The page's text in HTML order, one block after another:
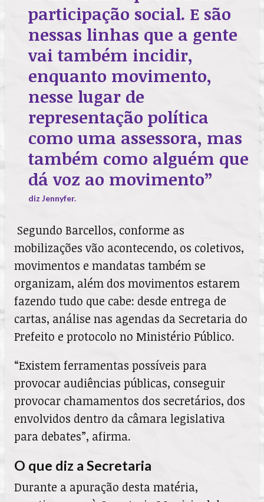
participação social. E são
nessas linhas que a gente
vai também incidir,
enquanto movimento,
nesse lugar de
representação política
como uma assessora, mas
também como alguém que
dá voz ao movimento”
diz Jennyfer.
Segundo Barcellos, conforme as
mobilizações vão acontecendo, os coletivos,
movimentos e mandatas também se
organizam, além dos movimentos estarem
fazendo tudo que cabe: desde entrega de
cartas, análise nas agendas da Secretaria do
Prefeito e protocolo no Ministério Público.
“Existem ferramentas possíveis para
provocar audiências públicas, conseguir
provocar chamamentos dos secretários, dos
envolvidos dentro da câmara legislativa
para debates”, afirma.
O que diz a Secretaria
Durante a apuração desta matéria,